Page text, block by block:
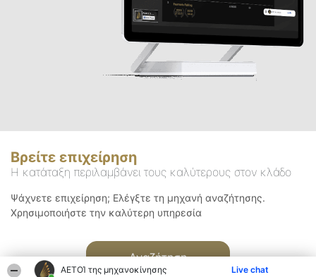
ΑΕΤΟΊ της μηχανοκίνησης Live chat
Βρείτε επιχείρηση
Η κατάταξη περιλαμβάνει τους καλύτερους στον κλάδο
Ψάχνετε επιχείρηση; Ελέγξτε τη μηχανή αναζήτησης.
Χρησιμοποιήστε την καλύτερη υπηρεσία
Αναζήτηση